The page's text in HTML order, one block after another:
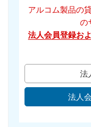
アルコム製品の
の
法人会員登録お
法
法人